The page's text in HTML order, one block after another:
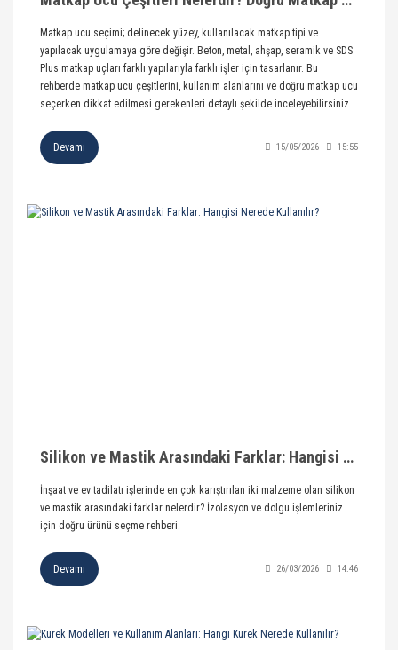
Matkap ucu seçimi; delinecek yüzey, kullanılacak matkap tipi ve
yapılacak uygulamaya göre değişir. Beton, metal, ahşap, seramik ve SDS
Plus matkap uçları farklı yapılarıyla farklı işler için tasarlanır. Bu
rehberde matkap ucu çeşitlerini, kullanım alanlarını ve doğru matkap ucu
seçerken dikkat edilmesi gerekenleri detaylı şekilde inceleyebilirsiniz.
Devamı 15/05/2026 15:55
Silikon ve Mastik Arasındaki Farklar: Hangisi Nerede Kullanılır?
İnşaat ve ev tadilatı işlerinde en çok karıştırılan iki malzeme olan silikon
ve mastik arasındaki farklar nelerdir? İzolasyon ve dolgu işlemleriniz
için doğru ürünü seçme rehberi.
Devamı 26/03/2026 14:46